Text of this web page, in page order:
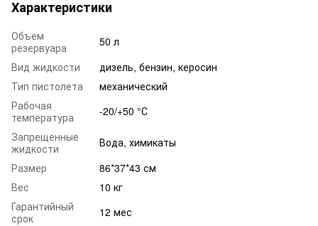
Характеристики
Объем
резервуара
50 л
Вид жидкости
дизель, бензин, керосин
Тип пистолета
механический
Рабочая
температура
-20/+50 °С
Запрещенные
жидкости
Вода, химикаты
Размер
86*37*43 см
Вес
10 кг
Гарантийный
срок
12 мес